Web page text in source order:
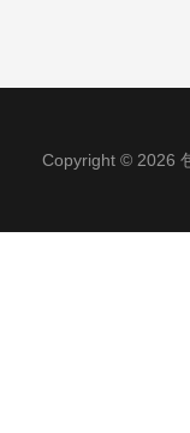
Copyright © 2026